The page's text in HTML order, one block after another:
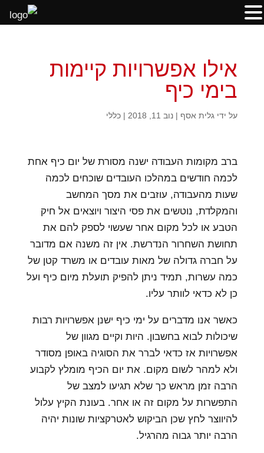
אילו אפשרויות קיימות
בימי כיף
על ידי גלית אסף | נוב 11, 2018 | כללי
ברב מקומות העבודה ישנה מסורת של יום כיף אחת
לכמה חודשים במהלכו העובדים שוכחים לכמה
שעות מהעבודה, עוזבים את מסך המחשב
והמקלדת, נוטשים את פסי היצור ויוצאים אל חיק
הטבע או לכל מקום אחר שעשוי לספק להם את
תחושת השחרור הנדרשת. אין זה משנה אם מדובר
על חברה גדולה של מאות עובדים או משרד קטן של
כמה עשרות, תמיד ניתן להפיק תועלת מיום כיף ועל
כן לא כדאי לוותר עליו.
כאשר אנו מדברים על ימי כיף ישנן אפשרויות רבות
שיכולות לבוא בחשבון. היות וקיים מגוון של
אפשרויות אז כדאי לברר את הסוגיה באופן מסודר
ולא למהר לשום מקום. את יום הכיף מומלץ לקבוע
הרבה זמן מראש כך שלא תגיעו למצב של
התפשרות על מקום זה או אחר. בעונת הקיץ עלול
להיווצר לחץ שכן הביקוש לאטרקציות שונות יהיה
הרבה יותר גבוה מהרגיל.